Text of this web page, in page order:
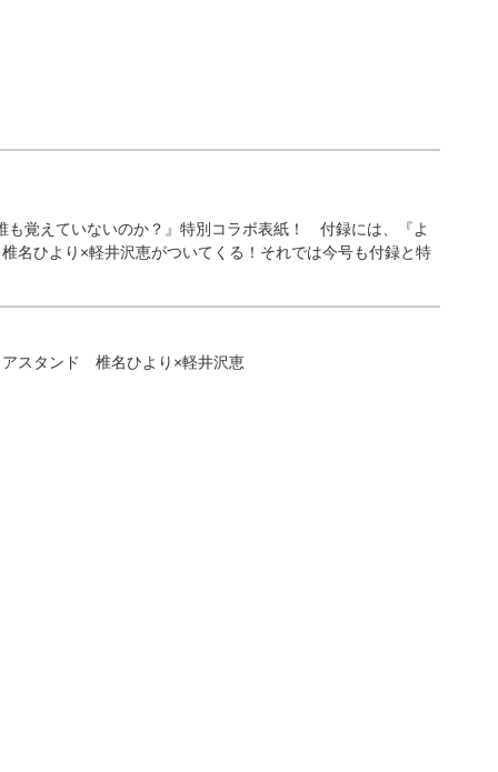
も覚えていないのか？』特別コラボ表紙！ 付録には、『よ
名ひより×軽井沢恵がついてくる！それでは今号も付録と特
アスタンド 椎名ひより×軽井沢恵